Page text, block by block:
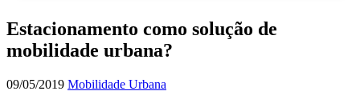
Estacionamento como solução de
mobilidade urbana?
09/05/2019 Mobilidade Urbana